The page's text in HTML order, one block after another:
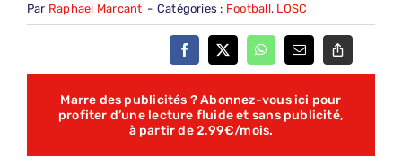
Par Raphael Marcant - Catégories : Football, LOSC
Marre des publicités ? Abonnez-vous ici pour
profiter d’une lecture fluide et sans publicité,
à partir de 2,99€/mois.